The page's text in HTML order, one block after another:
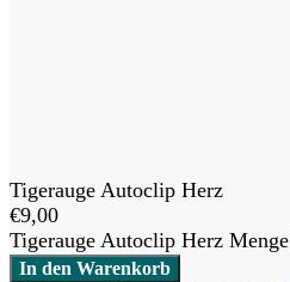
Tigerauge Autoclip Herz
€9,00
Tigerauge Autoclip Herz Menge
In den Warenkorb